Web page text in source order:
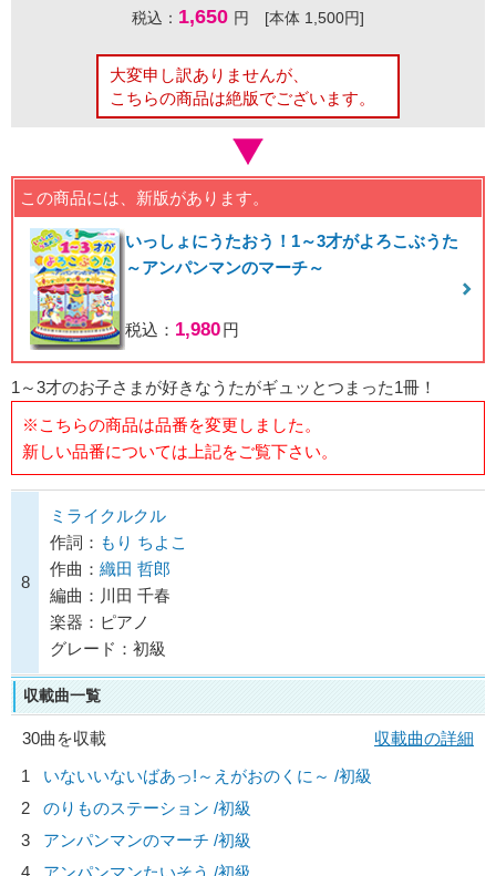
税込： 1,650 円 [本体 1,500円]
大変申し訳ありませんが、
こちらの商品は絶版でございます。
この商品には、新版があります。
いっしょにうたおう！1～3才がよろこぶうた
～アンパンマンのマーチ～
税込： 1,980円
1～3才のお子さまが好きなうたがギュッとつまった1冊！
※こちらの商品は品番を変更しました。
新しい品番については上記をご覧下さい。
8
ミライクルクル
作詞： もり ちよこ
作曲： 織田 哲郎
編曲：川田 千春
楽器：ピアノ
グレード：初級
収載曲一覧
30曲を収載
収載曲の詳細
1
いないいないばあっ!～えがおのくに～ /初級
2
のりものステーション /初級
3
アンパンマンのマーチ /初級
4
アンパンマンたいそう /初級